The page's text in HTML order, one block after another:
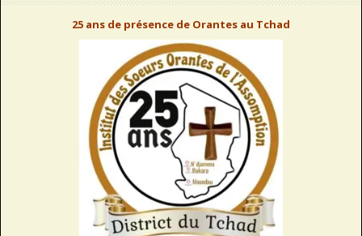
25 ans de présence de Orantes au Tchad